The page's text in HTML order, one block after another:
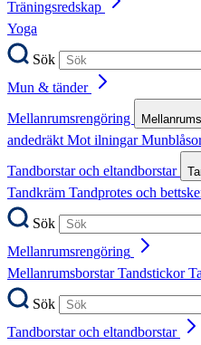
Träningsredskap
Yoga
Sök
Mun & tänder
Mellanrumsrengöring
andedräktMot ilningar
Tandborstar och eltandborstar
Tandkräm Tandprotes och
Sök
Mellanrumsrengöring
MellanrumsborstarTandstickor
Sök
Tandborstar och eltandborstar